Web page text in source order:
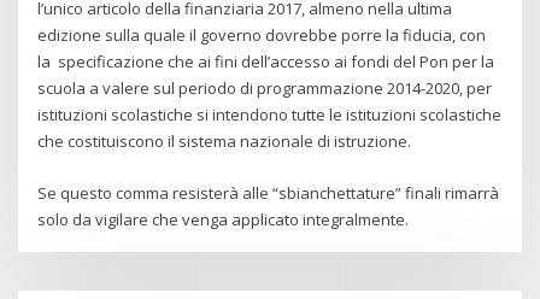
l’unico articolo della finanziaria 2017, almeno nella ultima
edizione sulla quale il governo dovrebbe porre la fiducia, con
la specificazione che ai fini dell’accesso ai fondi del Pon per la
scuola a valere sul periodo di programmazione 2014-2020, per
istituzioni scolastiche si intendono tutte le istituzioni scolastiche
che costituiscono il sistema nazionale di istruzione.
Se questo comma resisterà alle “sbianchettature” finali rimarrà
solo da vigilare che venga applicato integralmente.